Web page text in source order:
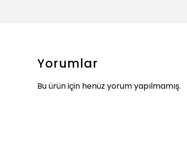
Yorumlar
Bu ürün için henüz yorum yapılmamış.